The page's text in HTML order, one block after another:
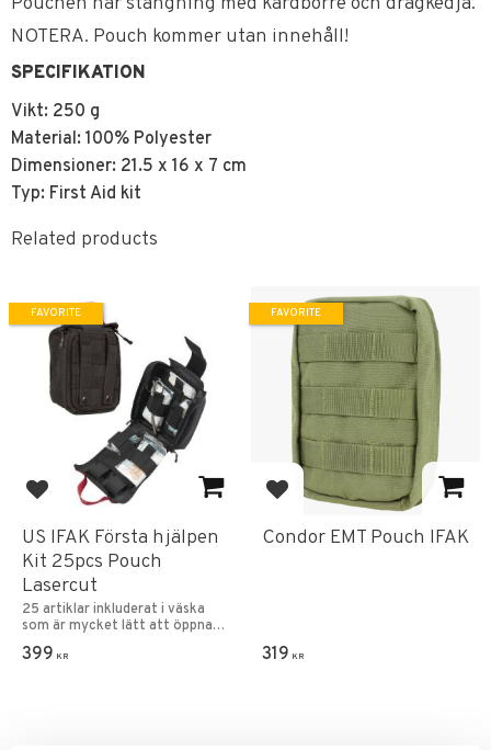
NOTERA. Pouch kommer utan innehåll!
SPECIFIKATION
Vikt: 250 g
Material: 100% Polyester
Dimensioner: 21.5 x 16 x 7 cm
Typ: First Aid kit
Related products
Add to favorites
US IFAK Första hjälpen
Kit 25pcs Pouch
Lasercut
25 artiklar inkluderat i väska
som är mycket lätt att öppna
vid nödsituationer.
399 KR
FAVORITE
Add to favorites
Condor EMT Pouch IFAK
319 KR
FAVORITE